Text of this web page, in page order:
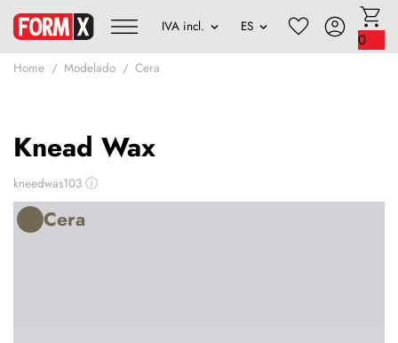
0
Home Modelado Cera
Knead Wax
kneedwas103 ⓘ
Cera